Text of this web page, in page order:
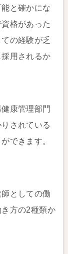
と確かにな
格があった
の経験が乏
用されるか
康管理部門
されている
できます。
としての働
方の2種類か